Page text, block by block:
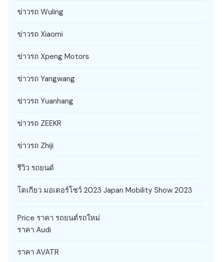
ข่าวรถ Wuling
ข่าวรถ Xiaomi
ข่าวรถ Xpeng Motors
ข่าวรถ Yangwang
ข่าวรถ Yuanhang
ข่าวรถ ZEEKR
ข่าวรถ Zhiji
รีวิว รถยนต์
โตเกียว มอเตอร์โชว์ 2023 Japan Mobility Show 2023
Price ราคา รถยนต์รถใหม่
ราคา Audi
ราคา AVATR